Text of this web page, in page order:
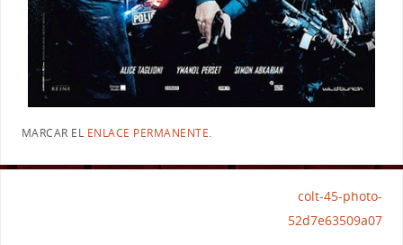
MARCAR EL ENLACE PERMANENTE.
colt-45-photo-
52d7e63509a07